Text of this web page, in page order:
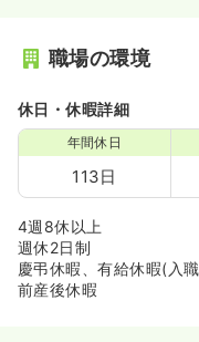
職場の環境
休日・休暇詳細
年間休日
113日
4週8休以上
週休2日制
慶弔休暇、有給休暇(入
前産後休暇